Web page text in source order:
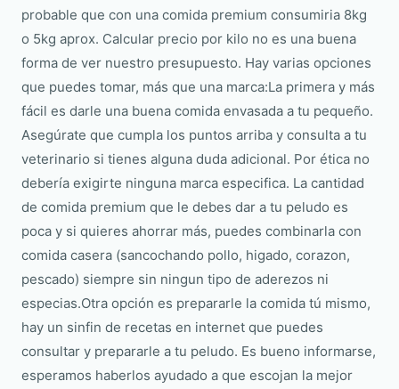
probable que con una comida premium consumiria 8kg
o 5kg aprox. Calcular precio por kilo no es una buena
forma de ver nuestro presupuesto. Hay varias opciones
que puedes tomar, más que una marca:La primera y más
fácil es darle una buena comida envasada a tu pequeño.
Asegúrate que cumpla los puntos arriba y consulta a tu
veterinario si tienes alguna duda adicional. Por ética no
debería exigirte ninguna marca especifica. La cantidad
de comida premium que le debes dar a tu peludo es
poca y si quieres ahorrar más, puedes combinarla con
comida casera (sancochando pollo, higado, corazon,
pescado) siempre sin ningun tipo de aderezos ni
especias.Otra opción es prepararle la comida tú mismo,
hay un sinfin de recetas en internet que puedes
consultar y prepararle a tu peludo. Es bueno informarse,
esperamos haberlos ayudado a que escojan la mejor